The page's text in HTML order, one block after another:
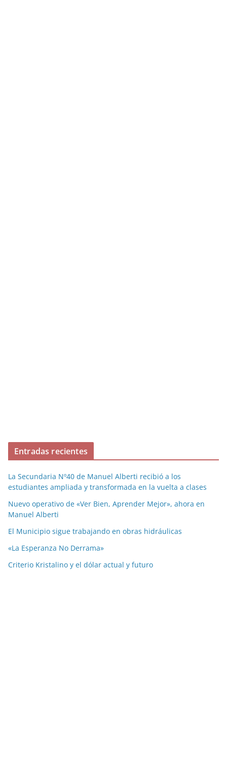
Entradas recientes
La Secundaria Nº40 de Manuel Alberti recibió a los
estudiantes ampliada y transformada en la vuelta a clases
Nuevo operativo de «Ver Bien, Aprender Mejor», ahora en
Manuel Alberti
El Municipio sigue trabajando en obras hidráulicas
«La Esperanza No Derrama»
Criterio Kristalino y el dólar actual y futuro